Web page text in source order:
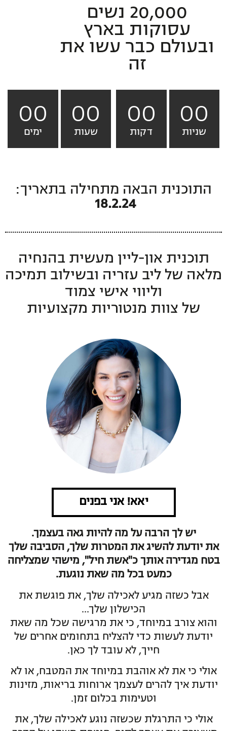
20,000 נשים
עסוקות בארץ
ובעולם כבר עשו את
זה
00
ימים
00
שעות
00
דקות
00
שניות
התוכנית הבאה מתחילה בתאריך:
18.2.24
תוכנית און-ליין מעשית בהנחיה
מלאה של ליב עזריה ובשילוב תמיכה
וליווי אישי צמוד
של צוות מנטוריות מקצועיות
יאא! אני בפנים
יש לך הרבה על מה להיות גאה בעצמך.
את יודעת להשיג את המטרות שלך, הסביבה שלך
בטח מגדירה אותך כ"אשת חיל", מישהי שמצליחה
כמעט בכל מה שאת נוגעת.
אבל כשזה מגיע לאכילה שלך, את פוגשת את
הכישלון שלך…
והוא צורב במיוחד, כי את מרגישה שכל מה שאת
יודעת לעשות כדי להצליח בתחומים אחרים של
חייך, לא עובד לך כאן.
אולי כי את לא אוהבת במיוחד את המטבח, או לא
יודעת איך להרים לעצמך ארוחות בריאות, מזינות
וטעימות בכלום זמן.
אולי כי התרגלת שכשזה נוגע לאכילה שלך, את